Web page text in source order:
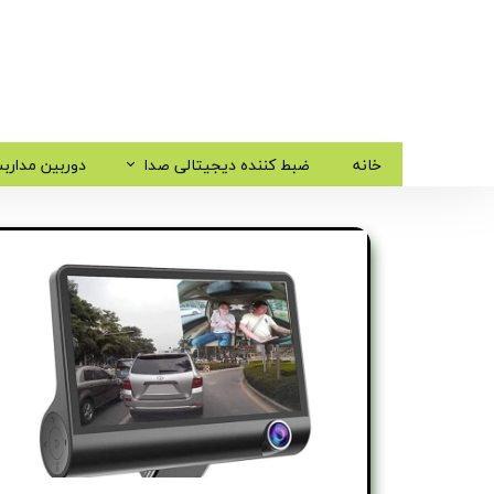
خانه ضبط کننده دیجیتالی صدا دوربین